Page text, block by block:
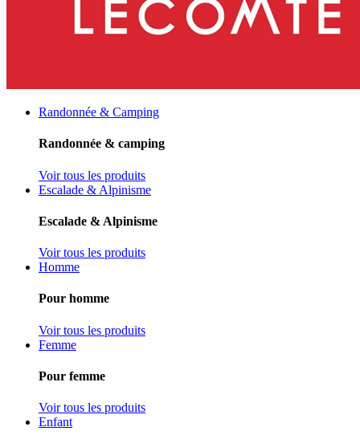
Randonnée & Camping
Randonnée & camping
Voir tous les produits
Escalade & Alpinisme
Escalade & Alpinisme
Voir tous les produits
Homme
Pour homme
Voir tous les produits
Femme
Pour femme
Voir tous les produits
Enfant